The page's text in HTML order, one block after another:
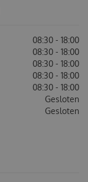
08:30 - 18:00
08:30 - 18:00
08:30 - 18:00
08:30 - 18:00
08:30 - 18:00
Gesloten
Gesloten